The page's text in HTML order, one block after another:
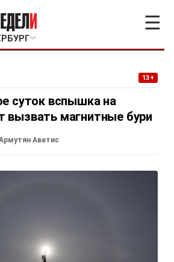
﹀
☰
13+
суток вспышка на
вызвать магнитные бури
Аветис